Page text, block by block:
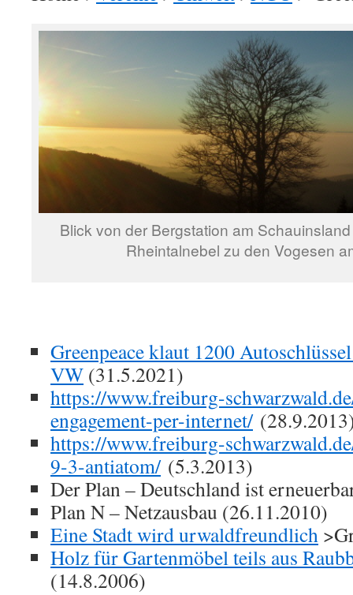
Blick von der Bergstation am
Rheintalnebel zu den Vogesen
Greenpeace klaut 1200
VW (31.5.2021)
https://www.freiburg-
engagement-per-internet/
https://www.freiburg-
9-3-antiatom/(5.3.2013)
Der Plan – Deutschland ist
Plan N – Netzausbau (26.11.2010)
Eine Stadt wird urwaldfreundlich
Holz für Gartenmöbel teils aus
(14.8.2006)